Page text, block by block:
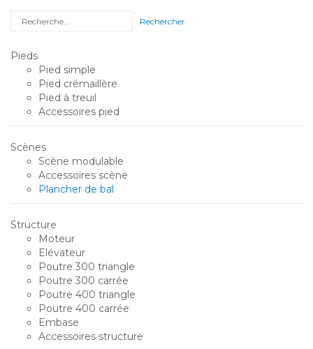
Rechercher
Pieds
Pied simple
Pied crémaillère
Pied à treuil
Accessoires pied
Scènes
Scène modulable
Accessoires scène
Plancher de bal
Structure
Moteur
Elévateur
Poutre 300 triangle
Poutre 300 carrée
Poutre 400 triangle
Poutre 400 carrée
Embase
Accessoires structure